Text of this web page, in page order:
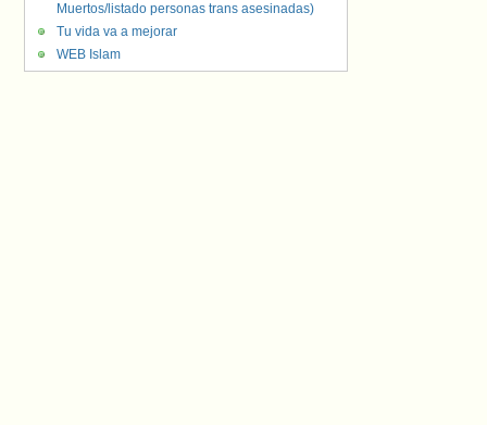
Muertos/listado personas trans asesinadas)
Tu vida va a mejorar
WEB Islam